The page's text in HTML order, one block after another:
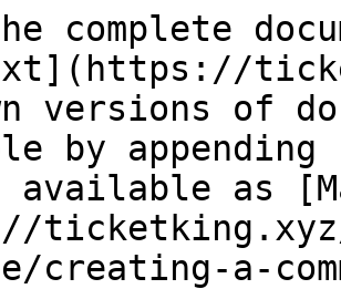
complete
versions of
by
available as
creating-a-